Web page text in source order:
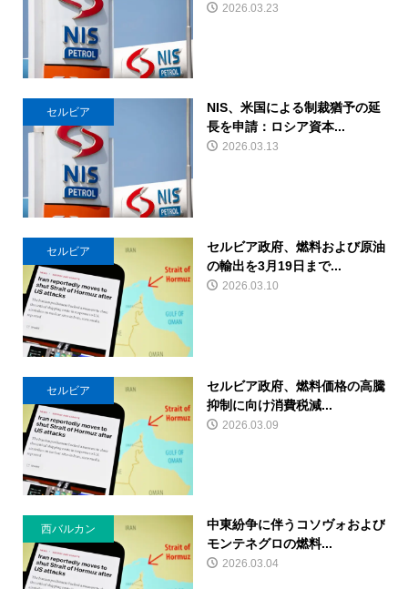
2026.03.23
セルビア
NIS、米国による制裁猶予の延
長を申請：ロシア資本...
2026.03.13
セルビア
セルビア政府、燃料および原油
の輸出を3月19日まで...
2026.03.10
セルビア
セルビア政府、燃料価格の高騰
抑制に向け消費税減...
2026.03.09
西バルカン
中東紛争に伴うコソヴォおよび
モンテネグロの燃料...
2026.03.04